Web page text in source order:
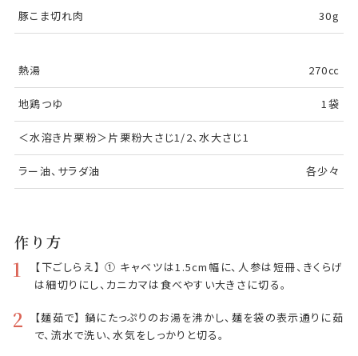
豚こま切れ肉 30g
熱湯 270㏄
地鶏つゆ 1袋
＜水溶き片栗粉＞片栗粉大さじ1/2、水大さじ1
ラー油、サラダ油 各少々
作り方
1
【下ごしらえ】 ① キャベツは1.5cm幅に、人参は短冊、きくらげ
は細切りにし、カニカマは食べやすい大きさに切る。
2
【麺茹で】 鍋にたっぷりのお湯を沸かし、麺を袋の表示通りに茹
で、流水で洗い、水気をしっかりと切る。